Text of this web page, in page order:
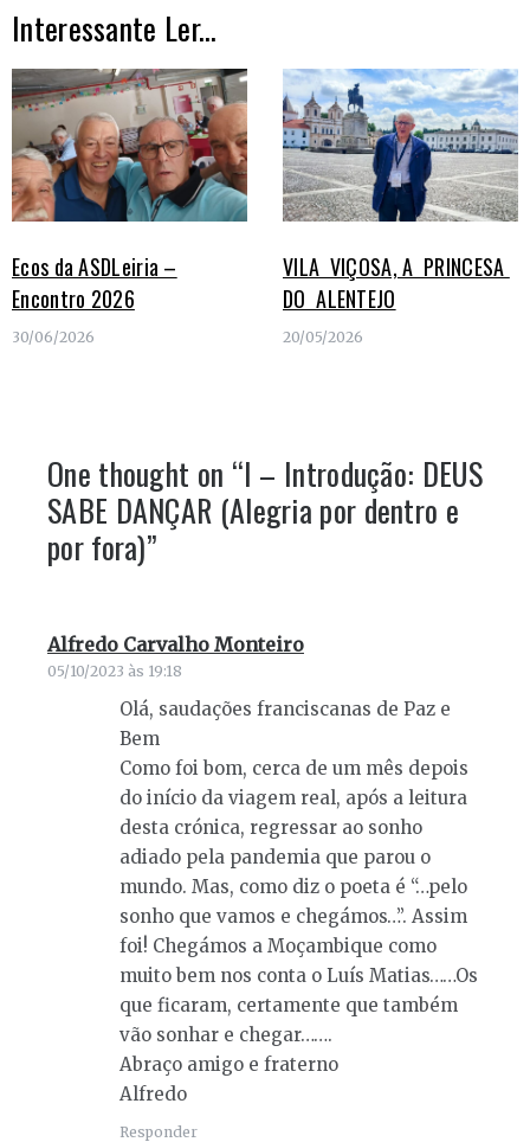
Interessante Ler...
Ecos da ASDLeiria –
Encontro 2026
30/06/2026
VILA VIÇOSA, A PRINCESA
DO ALENTEJO
20/05/2026
One thought on “I – Introdução: DEUS
SABE DANÇAR (Alegria por dentro e
por fora)”
Alfredo Carvalho Monteiro
05/10/2023 às 19:18
Olá, saudações franciscanas de Paz e
Bem
Como foi bom, cerca de um mês depois
do início da viagem real, após a leitura
desta crónica, regressar ao sonho
adiado pela pandemia que parou o
mundo. Mas, como diz o poeta é “…pelo
sonho que vamos e chegámos…”. Assim
foi! Chegámos a Moçambique como
muito bem nos conta o Luís Matias……Os
que ficaram, certamente que também
vão sonhar e chegar…….
Abraço amigo e fraterno
Alfredo
Responder